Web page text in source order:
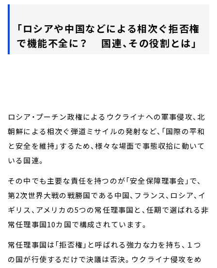
「ロシアや中国などによる相次ぐ拒否権
で機能不全に？ 国連、その役割とは」
ロシア・プーチン政権によるウクライナへの軍事侵攻、北
朝鮮による相次ぐ弾道ミサイルの発射など、「国際の平和
と安全を維持」するため、様々な場面で事態収拾に動いて
いる国連。
その中でも主要な責任を持つのが「安全保障理事会」で、
第2次世界大戦の戦勝国である中国、フランス、ロシア、イ
ギリス、アメリカの5つの常任理事国と、任期で選ばれる非
常任理事国10カ国で構成されています。
常任理事国は「拒否権」と呼ばれる強力な力を持ち、１つ
の国が行使するだけで決議は否決。ウクライナ侵攻をめ